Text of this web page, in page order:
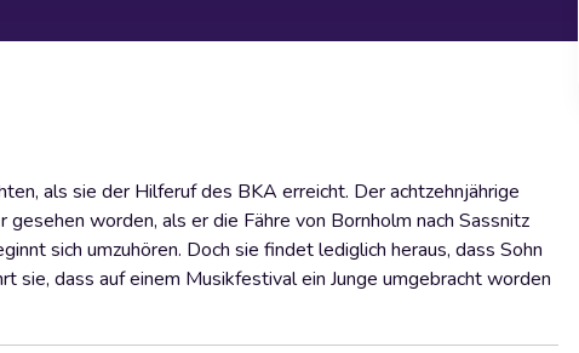
als sie der Hilferuf des BKA erreicht. Der achtzehnjährige
worden, als er die Fähre von Bornholm nach Sassnitz
sich umzuhören. Doch sie findet lediglich heraus, dass Sohn
dass auf einem Musikfestival ein Junge umgebracht worden